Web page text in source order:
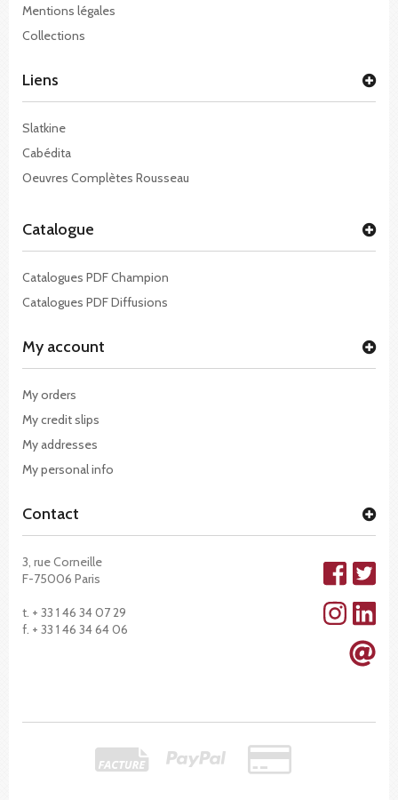
Mentions légales
Collections
Liens
Slatkine
Cabédita
Oeuvres Complètes Rousseau
Catalogue
Catalogues PDF Champion
Catalogues PDF Diffusions
My account
My orders
My credit slips
My addresses
My personal info
Contact
3, rue Corneille
F-75006 Paris
t. + 33 1 46 34 07 29
f. + 33 1 46 34 64 06